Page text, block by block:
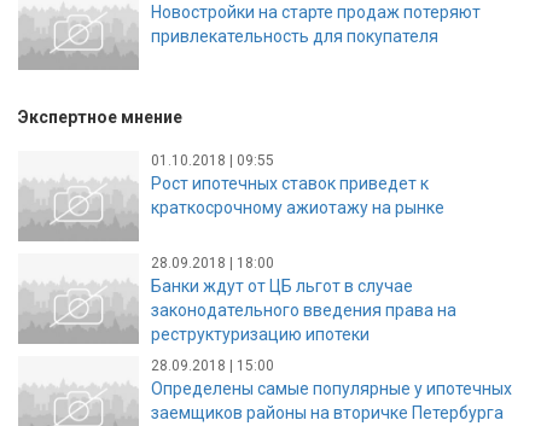
Новостройки на старте продаж потеряют
привлекательность для покупателя
Экспертное мнение
01.10.2018 | 09:55
Рост ипотечных ставок приведет к
краткосрочному ажиотажу на рынке
28.09.2018 | 18:00
Банки ждут от ЦБ льгот в случае
законодательного введения права на
реструктуризацию ипотеки
28.09.2018 | 15:00
Определены самые популярные у ипотечных
заемщиков районы на вторичке Петербурга